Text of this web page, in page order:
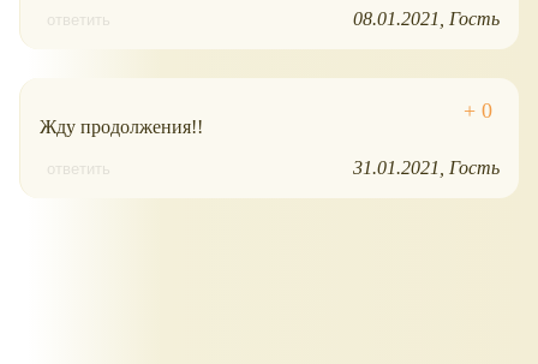
ответить 08.01.2021 Гость
Жду продолжения!!
ответить 31.01.2021 Гость